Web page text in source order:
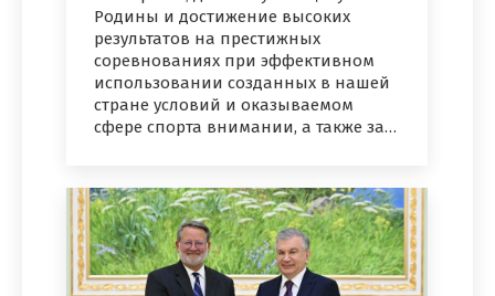
Родины и достижение высоких
результатов на престижных
соревнованиях при эффективном
использовании созданных в нашей
стране условий и оказываемом
сфере спорта внимании, а также за…